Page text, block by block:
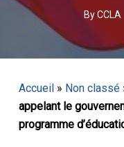
By CCLA
Accueil» Non classé
appelant le
programme